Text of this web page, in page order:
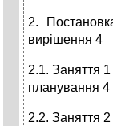
2.
вирішення 4
2.1. Заняття
планування 4
2.2. Заняття 2